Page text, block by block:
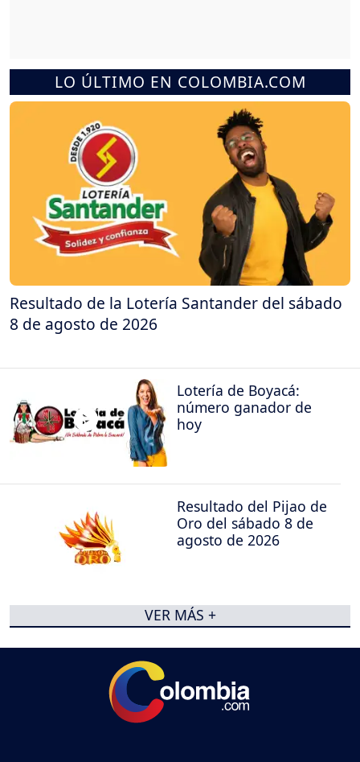
LO ÚLTIMO EN COLOMBIA.COM
Resultado de la Lotería Santander del sábado
8 de agosto de 2026
Lotería de Boyacá:
número ganador de
hoy
Resultado del Pijao de
Oro del sábado 8 de
agosto de 2026
VER MÁS +